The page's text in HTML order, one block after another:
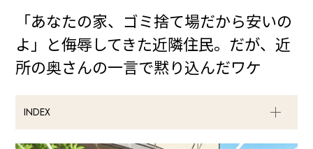
「あなたの家、ゴミ捨て場だから安いの
よ」と侮辱してきた近隣住民。だが、近
所の奥さんの一言で黙り込んだワケ
INDEX